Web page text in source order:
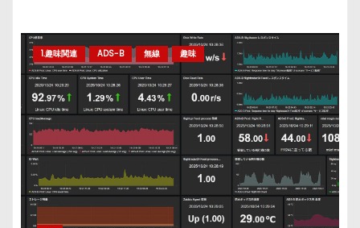
1.趣味関連 ADS-B 無線 趣味